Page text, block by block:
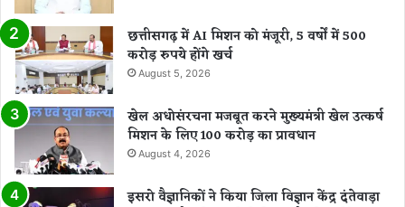
छत्तीसगढ़ में AI मिशन को मंजूरी, 5 वर्षों में 500
करोड़ रुपये होंगे खर्च
August 5, 2026
खेल अधोसंरचना मजबूत करने मुख्यमंत्री खेल उत्कर्ष
मिशन के लिए 100 करोड़ का प्रावधान
August 4, 2026
इसरो वैज्ञानिकों ने किया जिला विज्ञान केंद्र दंतेवाड़ा